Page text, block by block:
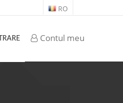
RO
Contul meu